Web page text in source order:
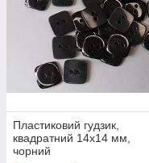
Пластиковий гудзик,
квадратний 14х14 мм,
чорний